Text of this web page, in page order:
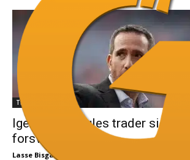
Trades
Igen, igen: Eagles trader sig til ny
forsvarsprofil
Lasse Bisgaard Jensen